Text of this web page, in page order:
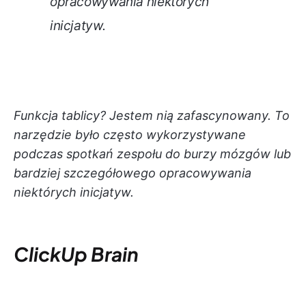
inicjatyw.
Funkcja tablicy? Jestem nią zafascynowany. To
narzędzie było często wykorzystywane
podczas spotkań zespołu do burzy mózgów lub
bardziej szczegółowego opracowywania
niektórych inicjatyw.
ClickUp Brain